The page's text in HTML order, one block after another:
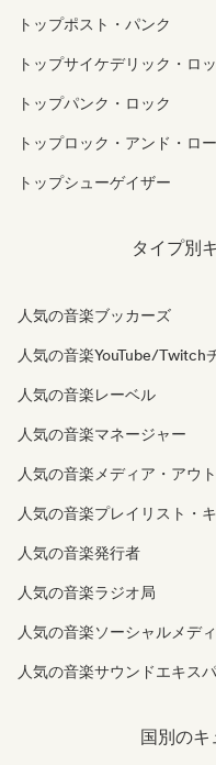
トップポスト・パンク
トップサイケデリック・ロ
トップパンク・ロック
トップロック・アンド・ロ
トップシューゲイザー
タイプ別
人気の音楽ブッカーズ
人気の音楽YouTube/Twitch
人気の音楽レーベル
人気の音楽マネージャー
人気の音楽メディア・アウ
人気の音楽プレイリスト・
人気の音楽発行者
人気の音楽ラジオ局
人気の音楽ソーシャルメデ
人気の音楽サウンドエキス
国別のキ